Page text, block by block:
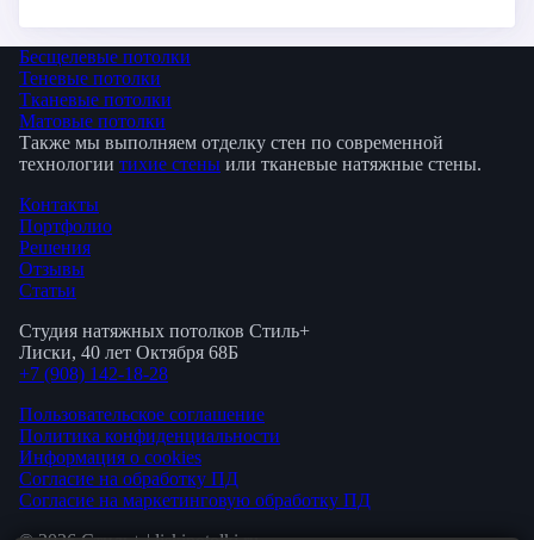
Бесщелевые потолки
Теневые потолки
Тканевые потолки
Матовые потолки
Также мы выполняем отделку стен по современной
технологии тихие стены или тканевые натяжные стены.
Контакты
Портфолио
Решения
Отзывы
Статьи
Студия натяжных потолков Стиль+
Лиски, 40 лет Октября 68Б
+7 (908) 142‑18‑28
Пользовательское соглашение
Политика конфиденциальности
Информация о cookies
Согласие на обработку ПД
Согласие на маркетинговую обработку ПД